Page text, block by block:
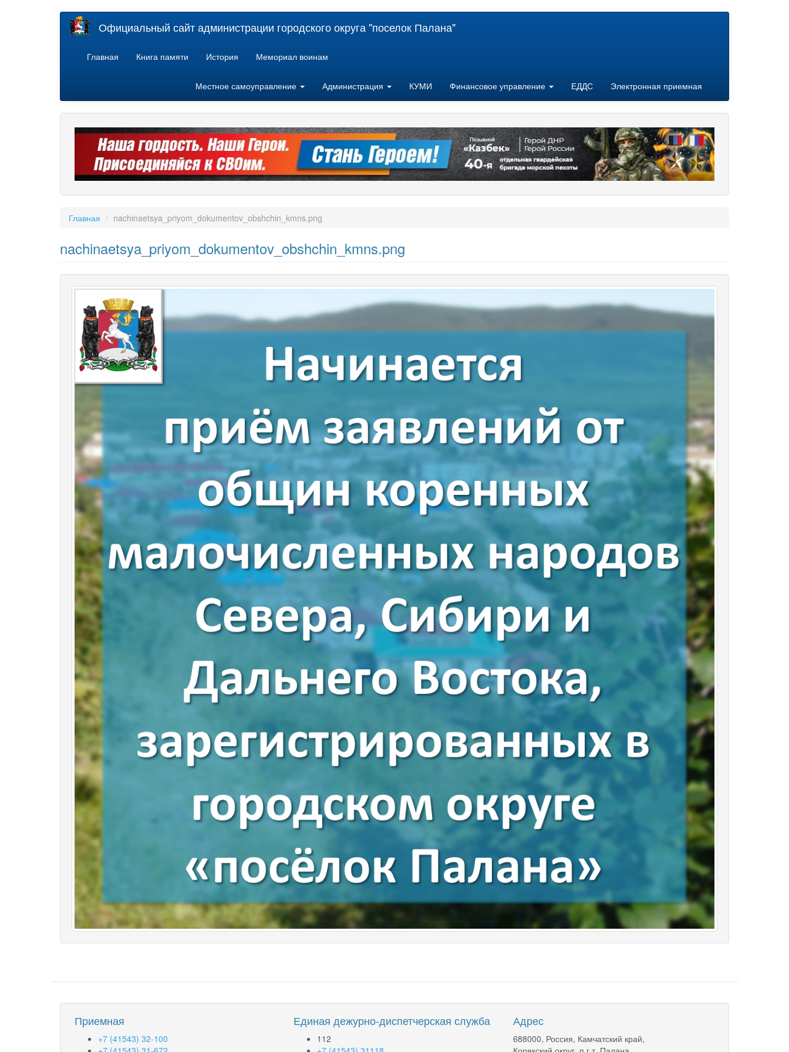
Официальный сайт администрации городского округа "поселок Палана"
Главная Книга памяти История Мемориал воинам
Местное самоуправление Администрация КУМИ Финансовое управление ЕДДС Электронная приемная
Главная nachinaetsya_priyom_dokumentov_obshchin_kmns.png
nachinaetsya_priyom_dokumentov_obshchin_kmns.png
Приемная
+7 (41543) 32-100
Единая дежурно-диспетчерская служба
112
Адрес
688000, Россия, Камчатский край,